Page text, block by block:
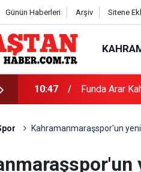
Günün Haberleri Arşiv Sitene
10:47 Funda Arar
Kahramanmaraşspor'un